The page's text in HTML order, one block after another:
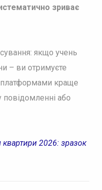
зриває
якщо учень
– ви отримуєте
платформами краще
або
2026: зразок